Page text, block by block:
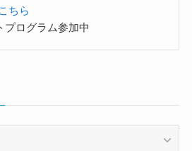
こちら
プログラム参加中